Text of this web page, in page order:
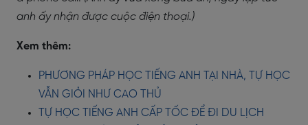
anh ấy nhận được cuộc điện thoại.)
Xem thêm:
PHƯƠNG PHÁP HỌC TIẾNG ANH TẠI NHÀ, TỰ HỌC
VẪN GIỎI NHƯ CAO THỦ
TỰ HỌC TIẾNG ANH CẤP TỐC ĐỂ ĐI DU LỊCH